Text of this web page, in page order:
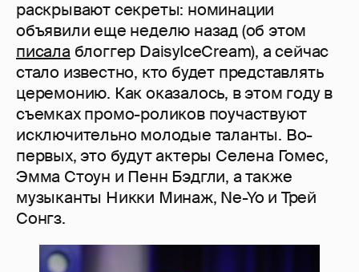
раскрывают секреты: номинации
объявили еще неделю назад (об этом
писала блоггер DaisyIceCream), а сейчас
стало известно, кто будет представлять
церемонию. Как оказалось, в этом году в
съемках промо-роликов поучаствуют
исключительно молодые таланты. Во-
первых, это будут актеры Селена Гомес,
Эмма Стоун и Пенн Бэдгли, а также
музыканты Никки Минаж, Ne-Yo и Трей
Сонгз.